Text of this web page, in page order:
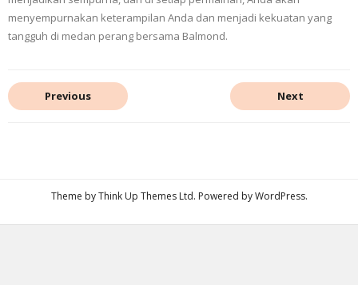
menyempurnakan keterampilan Anda dan menjadi kekuatan yang
tangguh di medan perang bersama Balmond.
Previous Next
Theme byThink Up Themes Ltd. Powered byWordPress.